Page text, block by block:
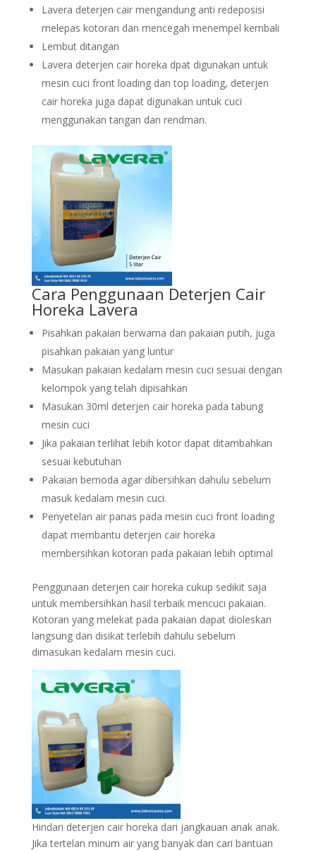
Lavera deterjen cair mengandung anti redeposisi
melepas kotoran dan mencegah menempel kembali
Lembut ditangan
Lavera deterjen cair horeka dpat digunakan untuk
mesin cuci front loading dan top loading, deterjen
cair horeka juga dapat digunakan untuk cuci
menggunakan tangan dan rendman.
Cara Penggunaan Deterjen Cair
Horeka Lavera
Pisahkan pakaian berwarna dan pakaian putih, juga
pisahkan pakaian yang luntur
Masukan pakaian kedalam mesin cuci sesuai dengan
kelompok yang telah dipisahkan
Masukan 30ml deterjen cair horeka pada tabung
mesin cuci
Jika pakaian terlihat lebih kotor dapat ditambahkan
sesuai kebutuhan
Pakaian bernoda agar dibersihkan dahulu sebelum
masuk kedalam mesin cuci.
Penyetelan air panas pada mesin cuci front loading
dapat membantu deterjen cair horeka
membersihkan kotoran pada pakaian lebih optimal
Penggunaan deterjen cair horeka cukup sedikit saja
untuk membersihkan hasil terbaik mencuci pakaian.
Kotoran yang melekat pada pakaian dapat dioleskan
langsung dan disikat terlebih dahulu sebelum
dimasukan kedalam mesin cuci.
Hindari deterjen cair horeka dari jangkauan anak anak.
Jika tertelan minum air yang banyak dan cari bantuan